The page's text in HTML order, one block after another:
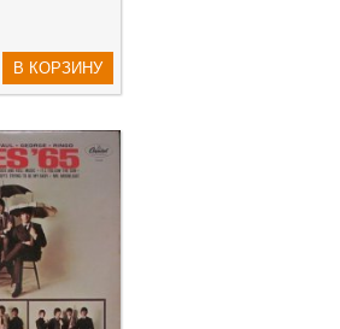
В КОРЗИНУ